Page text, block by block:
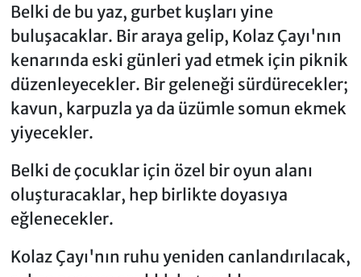
Belki de bu yaz, gurbet kuşları yine
buluşacaklar. Bir araya gelip, Kolaz Çayı'nın
kenarında eski günleri yad etmek için piknik
düzenleyecekler. Bir geleneği sürdürecekler;
kavun, karpuzla ya da üzümle somun ekmek
yiyecekler.
Belki de çocuklar için özel bir oyun alanı
oluşturacaklar, hep birlikte doyasıya
eğlenecekler.
Kolaz Çayı'nın ruhu yeniden canlandırılacak,